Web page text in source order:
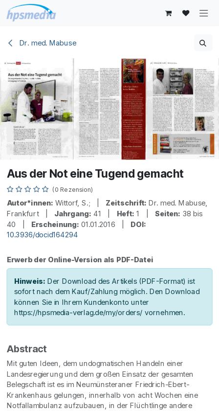
Zum Inhalt springen
Dr. med. Mabuse
Aus der Not eine Tugend gemacht
(0 Rezension)
Autor*innen: Wittorf, S.; | Zeitschrift: Dr. med. Mabuse,
Frankfurt | Jahrgang: 41 | Heft: 1 | Seiten: 38 bis
40 | Erscheinung: 01.01.2016 | DOI:
10.3936/docid164294
Erwerb der Online-Version als PDF-Datei
Hinweis: Der Download des Artikels (PDF-Format) ist
sofort nach dem Kauf/Zahlung möglich. Den Download
können Sie in Ihrem Kundenkonto unter
https://hpsmedia-verlag.de/my/orders/ vornehmen.
Abstract
Mit guten Ideen, dem undogmatischen Handeln einer
Landesregierung und dem großen Einsatz der gesamten
Belegschaft ist es im Neumünsteraner Friedrich-Ebert-
Krankenhaus gelungen, innerhalb von acht Wochen eine
Notfallambulanz aufzubauen, in der Flüchtlinge andere